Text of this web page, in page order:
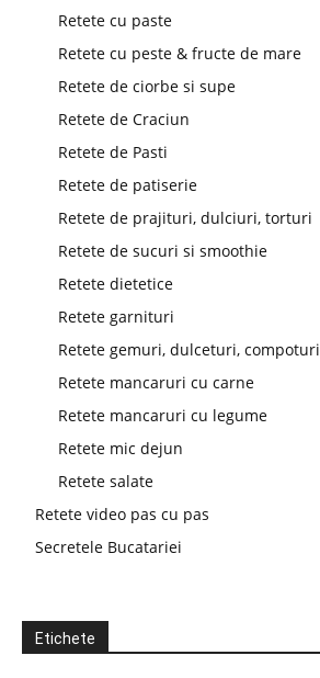
Retete cu paste
Retete cu peste & fructe de mare
Retete de ciorbe si supe
Retete de Craciun
Retete de Pasti
Retete de patiserie
Retete de prajituri, dulciuri, torturi
Retete de sucuri si smoothie
Retete dietetice
Retete garnituri
Retete gemuri, dulceturi, compoturi
Retete mancaruri cu carne
Retete mancaruri cu legume
Retete mic dejun
Retete salate
Retete video pas cu pas
Secretele Bucatariei
Etichete